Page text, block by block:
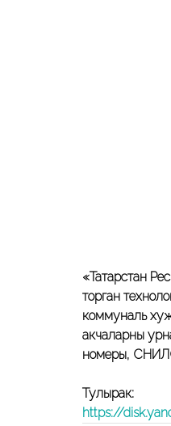
«Татарстан
торган
коммуналь
акчаларны
номеры,
Тулырак:
https://